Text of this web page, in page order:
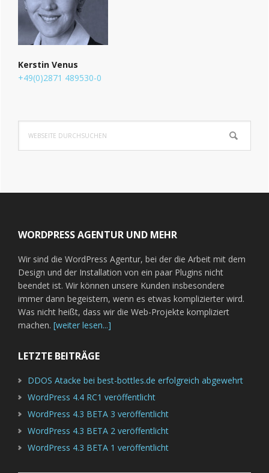
Kerstin Venus
+49(0)2871 489530-0
durchsuchen
WORDPRESS AGENTUR UND MEHR
Wir sind die WordPress Agentur, bei der die Arbeit mit dem
Design und der Installation von ein paar Plugins nicht
beendet ist. Wir können unsere Kunden insbesondere
immer dann begeistern, wenn es etwas komplizierter wird.
Was nicht heißt, dass wir die Web-Projekte kompliziert
machen. [weiter lesen...]
LETZTE BEITRÄGE
DDOS Atacke bei best-bottles.de erfolgreich abgewehrt
WordPress 4.4 RC1 veröffentlicht
WordPress 4.3 BETA 3 veröffentlicht
WordPress 4.3 BETA 2 veröffentlicht
WordPress 4.3 BETA 1 veröffentlicht